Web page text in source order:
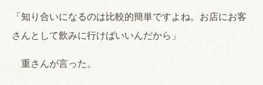
「知り合いになるのは比較的簡単ですよね。お店にお客
さんとして飲みに行けばいいんだから」
重さんが言った。